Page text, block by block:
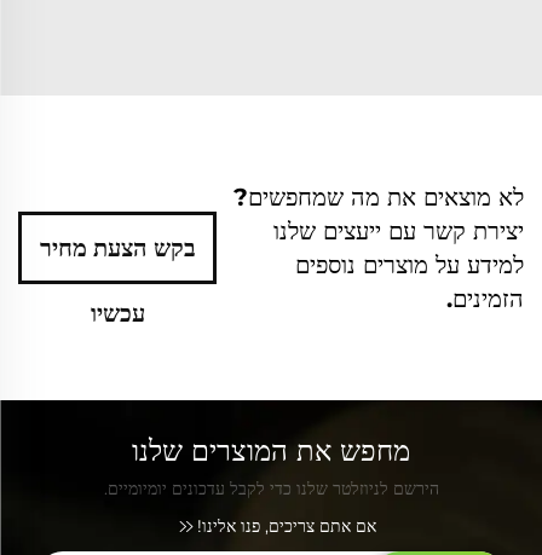
לא מוצאים את מה שמחפשים?
יצירת קשר עם ייעצים שלנו
למידע על מוצרים נוספים
הזמינים.
בקש הצעת מחיר
עכשיו
מחפש את המוצרים שלנו
הירשם לניוזלטר שלנו כדי לקבל עדכונים יומיומיים.
אם אתם צריכים, פנו אלינו!